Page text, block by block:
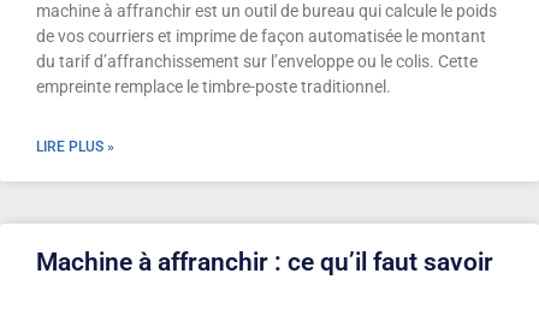
machine à affranchir est un outil de bureau qui calcule le poids
de vos courriers et imprime de façon automatisée le montant
du tarif d’affranchissement sur l’enveloppe ou le colis. Cette
empreinte remplace le timbre-poste traditionnel.
LIRE PLUS »
Machine à affranchir : ce qu’il faut savoir